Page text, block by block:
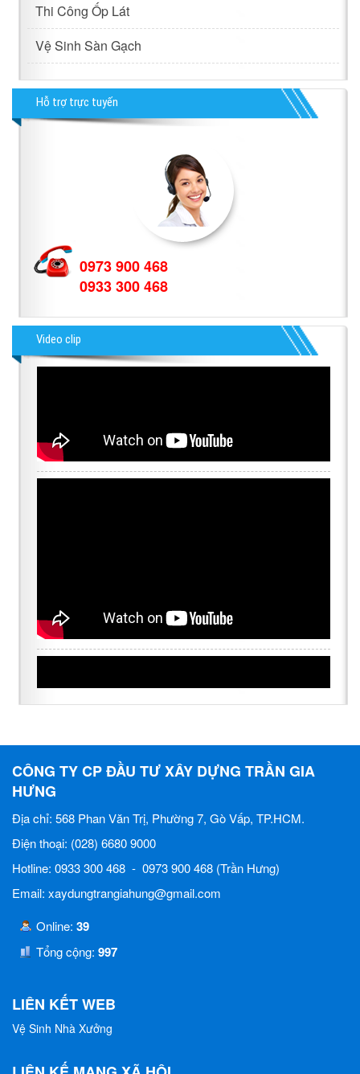
Thi Công Ốp Lát
Vệ Sinh Sàn Gạch
Hỗ trợ trực tuyến
0973 900 468
0933 300 468
Video clip
CÔNG TY CP ĐẦU TƯ XÂY DỰNG TRẦN GIA
HƯNG
Địa chỉ: 568 Phan Văn Trị, Phường 7, Gò Vấp, TP.HCM.
Điện thoại: (028) 6680 9000
Hotline: 0933 300 468 - 0973 900 468 (Trần Hưng)
Email: xaydungtrangiahung@gmail.com
Online: 39
Tổng cộng: 997
LIÊN KẾT WEB
Vệ Sinh Nhà Xưởng